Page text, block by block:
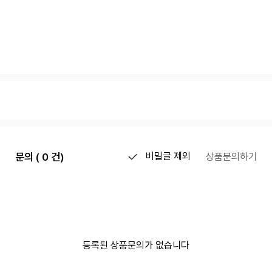
문의 ( 0 건) 비밀글 제외 상품문의하기
등록된 상품문의가 없습니다